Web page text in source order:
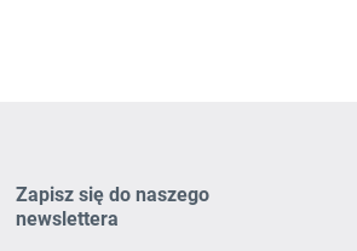
Zapisz się do naszego
newslettera